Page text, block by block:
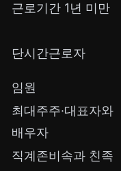
근로기간 1년 미만
단시간근로자
임원
최대주주·대표자와
배우자
직계존비속과 친족